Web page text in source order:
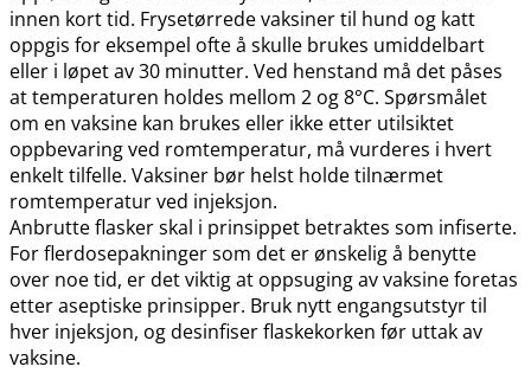
innen kort tid. Frysetørrede vaksiner til hund og katt
oppgis for eksempel ofte å skulle brukes umiddelbart
eller i løpet av 30 minutter. Ved henstand må det påses
at temperaturen holdes mellom 2 og 8°C. Spørsmålet
om en vaksine kan brukes eller ikke etter utilsiktet
oppbevaring ved romtemperatur, må vurderes i hvert
enkelt tilfelle. Vaksiner bør helst holde tilnærmet
romtemperatur ved injeksjon.
Anbrutte flasker skal i prinsippet betraktes som infiserte.
For flerdosepakninger som det er ønskelig å benytte
over noe tid, er det viktig at oppsuging av vaksine foretas
etter aseptiske prinsipper. Bruk nytt engangsutstyr til
hver injeksjon, og desinfiser flaskekorken før uttak av
vaksine.